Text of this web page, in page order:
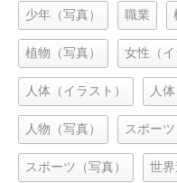
少年（写真） 職業
植物（写真） 女性（イ
人体（イラスト） 人体
人物（写真） スポーツ
スポーツ（写真） 世